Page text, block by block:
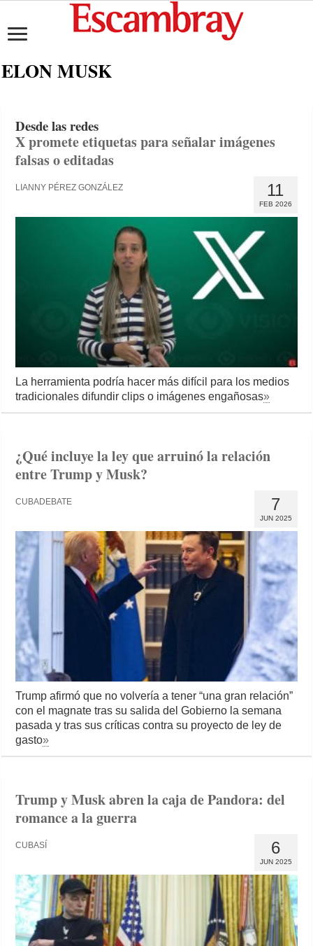
ELON MUSK
Desde las redes
X promete etiquetas para señalar imágenes
falsas o editadas
11
FEB 2026
LIANNY PÉREZ GONZÁLEZ
La herramienta podría hacer más difícil para los medios
tradicionales difundir clips o imágenes engañosas»
¿Qué incluye la ley que arruinó la relación
entre Trump y Musk?
7
JUN 2025
CUBADEBATE
Trump afirmó que no volvería a tener “una gran relación”
con el magnate tras su salida del Gobierno la semana
pasada y tras sus críticas contra su proyecto de ley de
gasto»
Trump y Musk abren la caja de Pandora: del
romance a la guerra
6
JUN 2025
CUBASÍ